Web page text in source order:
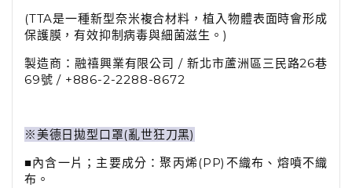
(TTA是一種新型奈米複合材料，植入物體表面時會形成
保護膜，有效抑制病毒與細菌滋生。)
製造商：融禧興業有限公司 / 新北市蘆洲區三民路26巷
69號 / +886-2-2288-8672
※美德日拋型口罩(亂世狂刀黑)
■內含一片；主要成分：聚丙烯(PP)不織布、熔噴不織
布。